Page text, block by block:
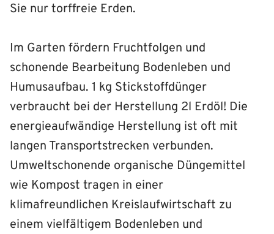
Sie nur torffreie Erden.
Im Garten fördern Fruchtfolgen und
schonende Bearbeitung Bodenleben und
Humusaufbau. 1 kg Stickstoffdünger
verbraucht bei der Herstellung 2l Erdöl! Die
energieaufwändige Herstellung ist oft mit
langen Transportstrecken verbunden.
Umweltschonende organische Düngemittel
wie Kompost tragen in einer
klimafreundlichen Kreislaufwirtschaft zu
einem vielfältigem Bodenleben und